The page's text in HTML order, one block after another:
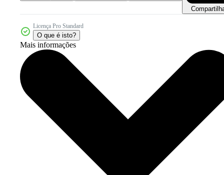
Licença Pro Standard
O que é isto?
Mais informações